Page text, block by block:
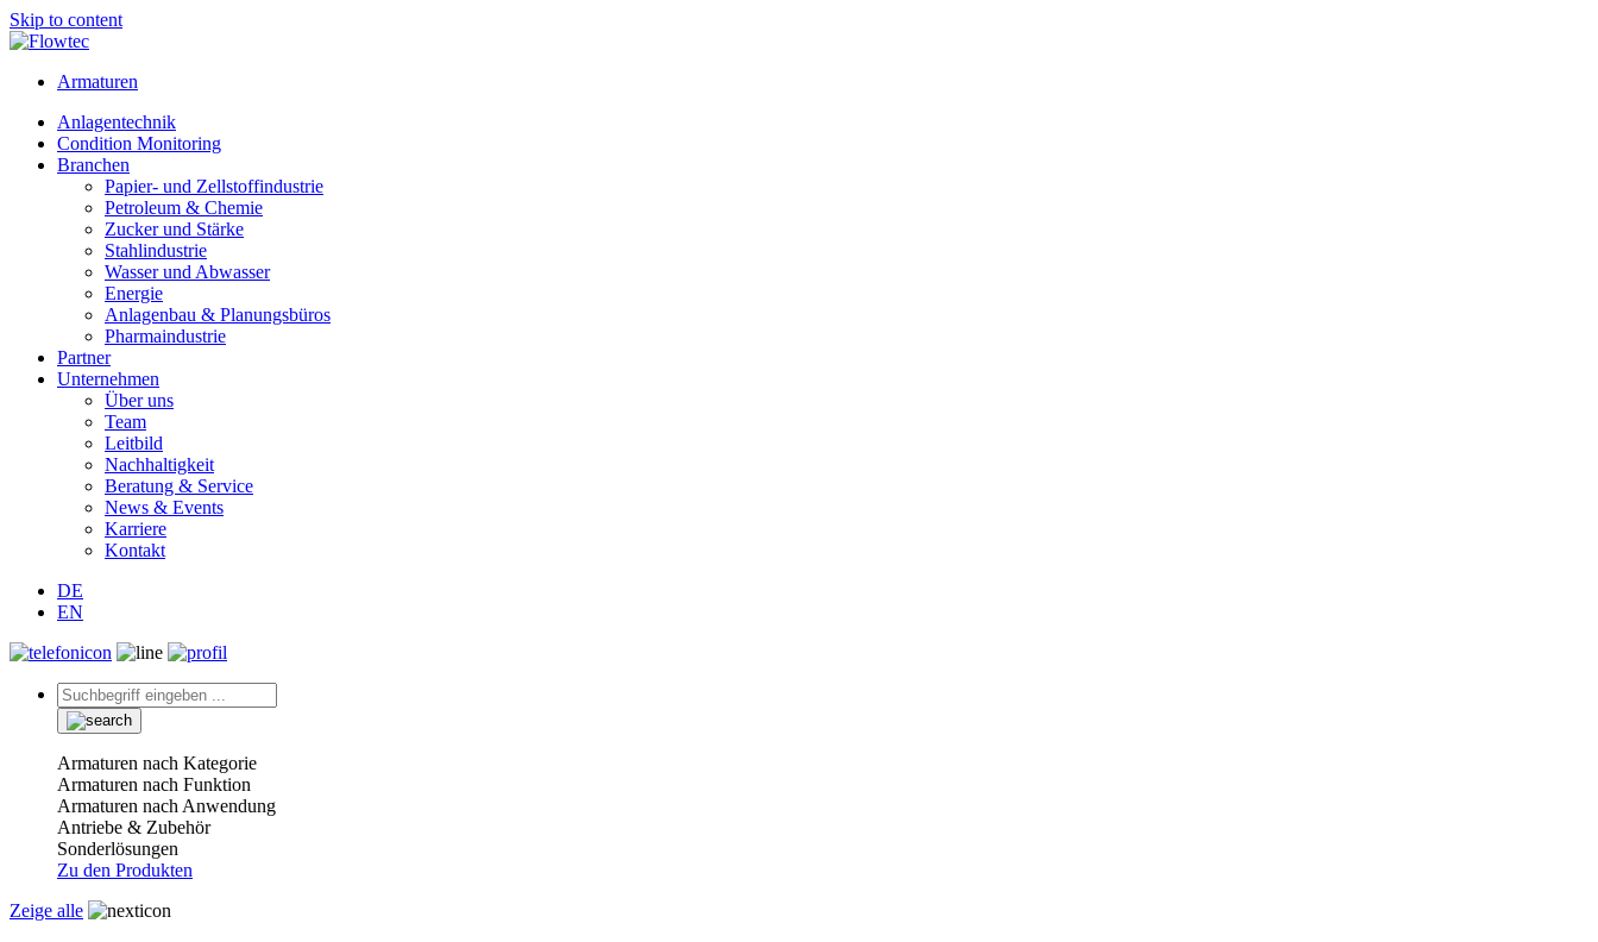
Skip to content
Armaturen
Anlagentechnik
Condition Monitoring
Branchen
Papier- und Zellstoffindustrie
Petroleum & Chemie
Zucker und Stärke
Stahlindustrie
Wasser und Abwasser
Energie
Anlagenbau & Planungsbüros
Pharmaindustrie
Partner
Unternehmen
Über uns
Team
Leitbild
Nachhaltigkeit
Beratung & Service
News & Events
Karriere
Kontakt
DE
EN
Armaturen nach Kategorie
Armaturen nach Funktion
Armaturen nach Anwendung
Antriebe & Zubehör
Sonderlösungen
Zu den Produkten
Zeige alle